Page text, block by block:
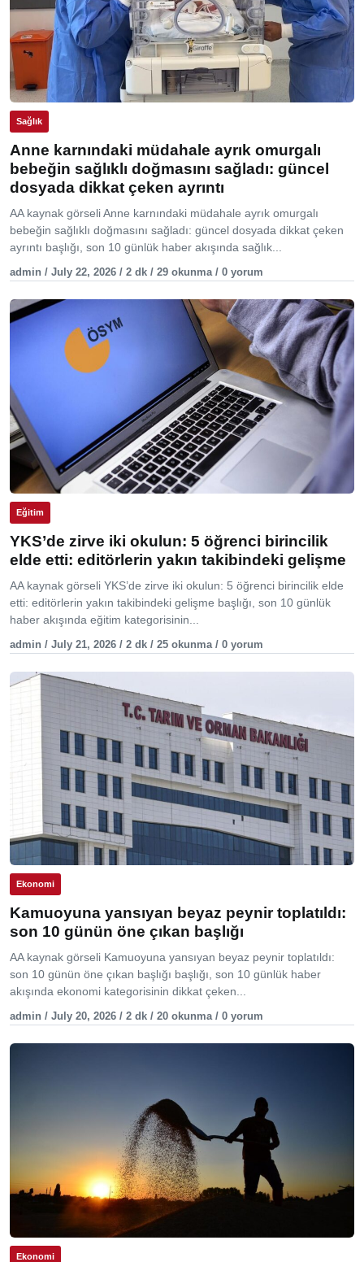
Sağlık
Anne karnındaki müdahale ayrık omurgalı
bebeğin sağlıklı doğmasını sağladı: güncel
dosyada dikkat çeken ayrıntı
AA kaynak görseli Anne karnındaki müdahale ayrık omurgalı
bebeğin sağlıklı doğmasını sağladı: güncel dosyada dikkat çeken
ayrıntı başlığı, son 10 günlük haber akışında sağlık...
admin / July 22, 2026 / 2 dk / 29 okunma / 0 yorum
Eğitim
YKS’de zirve iki okulun: 5 öğrenci birincilik
elde etti: editörlerin yakın takibindeki gelişme
AA kaynak görseli YKS’de zirve iki okulun: 5 öğrenci birincilik elde
etti: editörlerin yakın takibindeki gelişme başlığı, son 10 günlük
haber akışında eğitim kategorisinin...
admin / July 21, 2026 / 2 dk / 25 okunma / 0 yorum
Ekonomi
Kamuoyuna yansıyan beyaz peynir toplatıldı:
son 10 günün öne çıkan başlığı
AA kaynak görseli Kamuoyuna yansıyan beyaz peynir toplatıldı:
son 10 günün öne çıkan başlığı başlığı, son 10 günlük haber
akışında ekonomi kategorisinin dikkat çeken...
admin / July 20, 2026 / 2 dk / 20 okunma / 0 yorum
Ekonomi